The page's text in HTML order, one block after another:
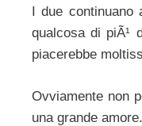
I due
qualcosa di piÃ¹
piacerebbe
Ovviamente non
una grande